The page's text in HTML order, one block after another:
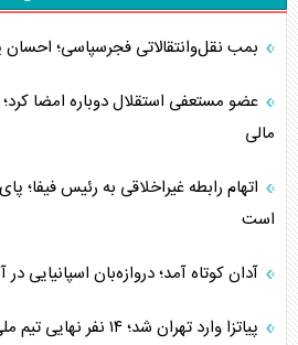
بمب نقل‌وانتقالاتی فجرسپاسی؛ احسان
عضو مستعفی استقلال دوباره امضا
مالی
اتهام رابطه غیراخلاقی به رئیس فیفا؛
است
آدان کوتاه آمد؛ دروازه‌بان اسپانیایی
پیاتزا وارد تهران شد؛ ۱۴